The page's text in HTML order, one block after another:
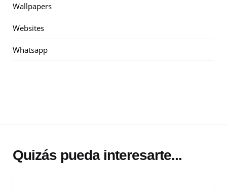
Wallpapers
Websites
Whatsapp
Quizás pueda interesarte...